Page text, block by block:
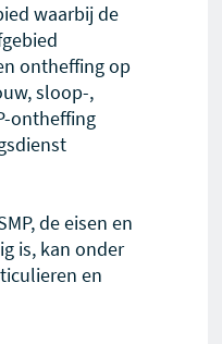
waarbij de
ontheffing op
sloop-,
ontheffing
de eisen en
is, kan onder
en